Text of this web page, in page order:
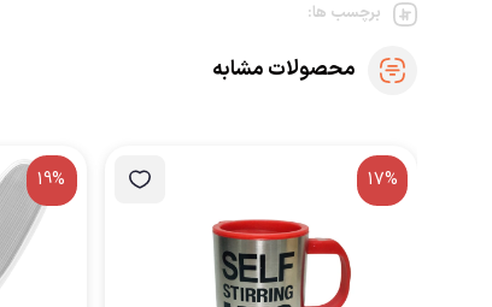
برچسب ها:
محصولات مشابه
17%
19%